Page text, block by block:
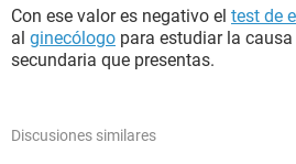
Con ese valor es negativo el test de
al ginecólogo para estudiar la causa
secundaria que presentas.
Discusiones similares